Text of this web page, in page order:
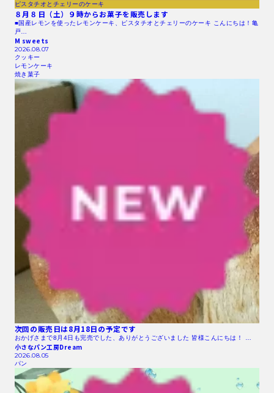
ピスタチオとチェリーのケーキ
８月８日（土）９時からお菓子を販売します
■国産レモンを使ったレモンケーキ、ピスタチオとチェリーのケーキ こんにちは！亀
戸…
M sweets
2026.08.07
クッキー
レモンケーキ
焼き菓子
次回の販売日は8月18日の予定です
おかげさまで8月4日も完売でした、ありがとうございました 皆様こんにちは！ …
小さなパン工房Dream
2026.08.05
パン